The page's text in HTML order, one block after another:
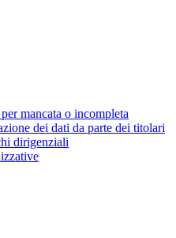
mancata o incompleta
dei dati da parte dei titolari
dirigenziali